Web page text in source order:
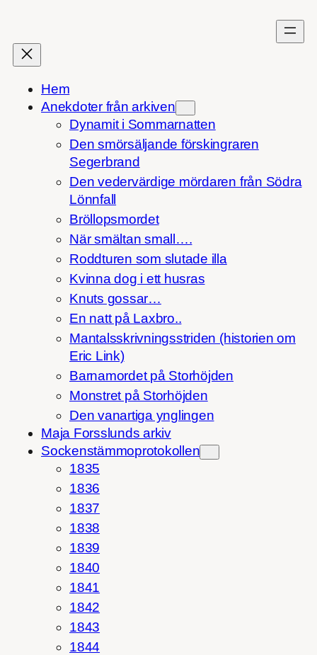
innehåll
Hem
Anekdoter från arkiven
Dynamit i Sommarnatten
Den smörsäljande förskingraren
Segerbrand
Den vedervärdige mördaren från Södra
Lönnfall
Bröllopsmordet
När smältan small….
Roddturen som slutade illa
Kvinna dog i ett husras
Knuts gossar…
En natt på Laxbro..
Mantalsskrivningsstriden (historien om
Eric Link)
Barnamordet på Storhöjden
Monstret på Storhöjden
Den vanartiga ynglingen
Maja Forsslunds arkiv
Sockenstämmoprotokollen
1835
1836
1837
1838
1839
1840
1841
1842
1843
1844